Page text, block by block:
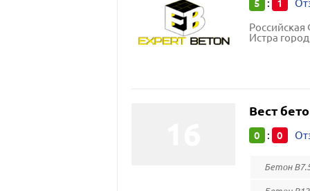
5 : 1
Истра
Вест
0 : 0
Бетон